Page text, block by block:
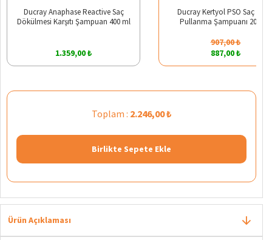
Ducray Anaphase Reactive Saç
Dökülmesi Karşıtı Şampuan 400 ml
1.359,00 ₺
Ducray Kertyol PSO Saç
Pullanma Şampuanı 200 ml
907,00 ₺
887,00 ₺
Toplam : 2.246,00 ₺
Birlikte Sepete Ekle
Ürün Açıklaması